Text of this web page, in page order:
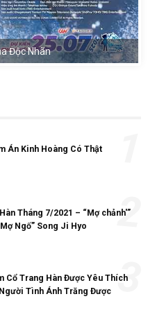
Độc Nhãn
Án Kinh Hoàng Có Thật
Tháng 7/2021 – “Mợ chảnh'”
Ngố” Song Ji Hyo
2
Cổ Trang Hàn Được Yêu Thích
Tình Ánh Trăng Được 3